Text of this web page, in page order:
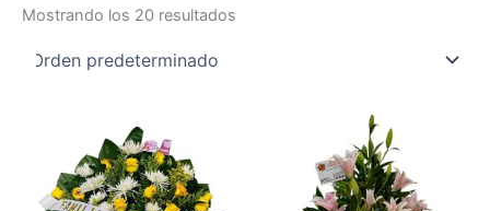
Mostrando los 20 resultados